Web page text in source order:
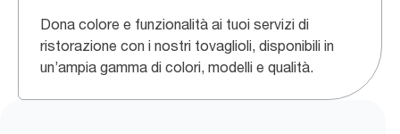
Dona colore e funzionalità ai tuoi servizi di
ristorazione con i nostri tovaglioli, disponibili in
un’ampia gamma di colori, modelli e qualità.